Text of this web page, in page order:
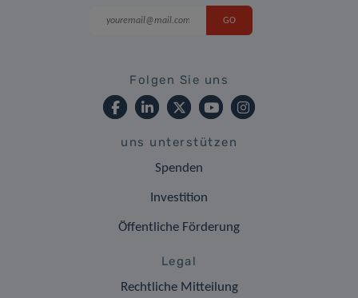
Folgen Sie uns
uns unterstützen
Spenden
Investition
Öffentliche Förderung
Legal
Rechtliche Mitteilung